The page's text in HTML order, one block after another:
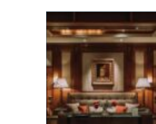
erbjuder både
avkoppling och äventyr,
vilket gör det till...